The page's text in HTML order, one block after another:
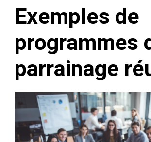
Exemples de
programmes
parrainage